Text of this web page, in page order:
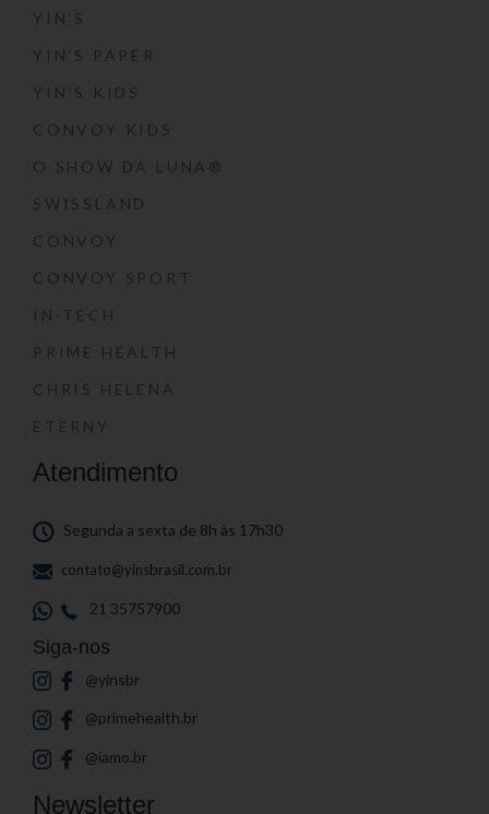
YIN’S
YIN’S PAPER
YIN’S KIDS
CONVOY KIDS
O SHOW DA LUNA®
SWISSLAND
CONVOY
CONVOY SPORT
IN-TECH
PRIME HEALTH
CHRIS HELENA
ETERNY
Atendimento
Segunda a sexta de 8h às 17h30
contato@yinsbrasil.com.br
21 35757900
Siga-nos
@yinsbr
@primehealth.br
@iamo.br
Newsletter